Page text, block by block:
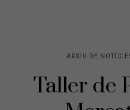
ARXIU DE
Taller de